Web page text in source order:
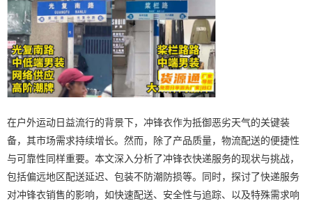
在户外运动日益流行的背景下，冲锋衣作为抵御恶劣天气的关键装
备，其市场需求持续增长。然而，除了产品质量，物流配送的便捷性
与可靠性同样重要。本文深入分析了冲锋衣快递服务的现状与挑战，
包括偏远地区配送延迟、包装不防潮防损等。同时，探讨了快递服务
对冲锋衣销售的影响，如快速配送、安全性与追踪、以及特殊需求响